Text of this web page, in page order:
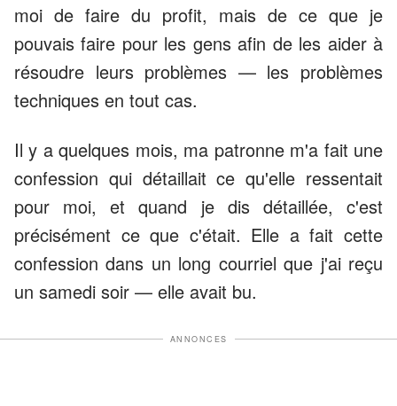
moi de faire du profit, mais de ce que je
pouvais faire pour les gens afin de les aider à
résoudre leurs problèmes — les problèmes
techniques en tout cas.
Il y a quelques mois, ma patronne m'a fait une
confession qui détaillait ce qu'elle ressentait
pour moi, et quand je dis détaillée, c'est
précisément ce que c'était. Elle a fait cette
confession dans un long courriel que j'ai reçu
un samedi soir — elle avait bu.
ANNONCES